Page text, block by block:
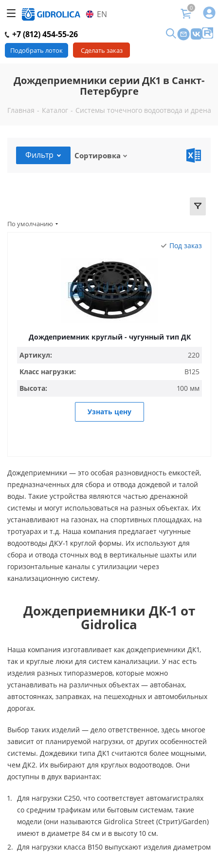
EN
0
+7 (812) 454-55-26
Подобрать лоток Сделать заказ
Дождеприемники серии ДК1 в Санкт-
Петербурге
Главная - Каталог - Системы точечного водоотвода и
Фильтр Сортировка
По умолчанию
Под заказ
Дождеприемник круглый - чугунный тип ДК
Артикул:
220
Класс нагрузки:
B125
Высота:
100 мм
Узнать цену
Дождеприемники — это особая разновидность емкостей,
предназначенных для сбора и отвода дождевой и талой
воды. Такие устройства являются частью дренажной
системы и могут использоваться на разных объектах. Их
устанавливают на газонах, на спортивных площадках, на
тротуарах и т.д. Наша компания предлагает чугунные
водоотводы ДКУ-1 круглой формы. Их используют для
сбора и отвода сточных вод в вертикальные шахты или
горизонтальные каналы с утилизации через
канализационную систему.
Дождеприемники ДК-1 от
Gidrolica
Наша компания изготавливает как дождеприемники ДК1,
так и круглые люки для систем канализации. У нас есть
изделия разных типоразмеров, которые можно
устанавливать на различных объектах — автобанах,
автостоянках, заправках, на пешеходных и автомобильных
дорогах.
Выбор таких изделий — дело ответственное, здесь многое
зависит от планируемой нагрузки, от других особенностей
системы. Дождевики типа ДК1 считаются более мощными,
чем ДК2. Их выбирают для круглых водоотводов. Они
доступны в двух вариантах:
Для нагрузки С250, что соответствует автомагистралях
со средним трафикам или бытовым системам, такие
модели (они называются Gidrolica Street (Стрит)/Garden)
имеют в диаметре 84 см и в высоту 10 см.
Для нагрузки класса В150 выпускают изделия диаметром